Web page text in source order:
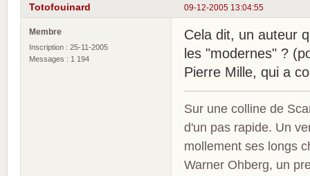
09-12-2005 13:04:55
Totofouinard
Membre
Inscription : 25-11-2005
Messages : 1 194
Cela dit, un auteur
les "modernes" ?
Pierre Mille, qui a
Sur une colline de
d'un pas rapide. Un
mollement ses longs
Warner Ohberg, un